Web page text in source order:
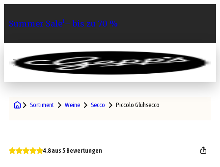
Summer Sale¹– bis zu 70 %
0
Sortiment Weine Secco Piccolo Glühsecco
4.8 aus 5 Bewertungen